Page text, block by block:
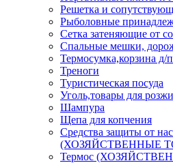
Решетка и
Рыболовные
Сетка затеняющие от
Спальные мешки,
Термосумка,корзина д/
Треноги
Туристическая посуда
Уголь,товары для
Шампура
Щепа для копчения
Средства защиты от
(ХОЗЯЙСТВЕННЫЕ
Термос